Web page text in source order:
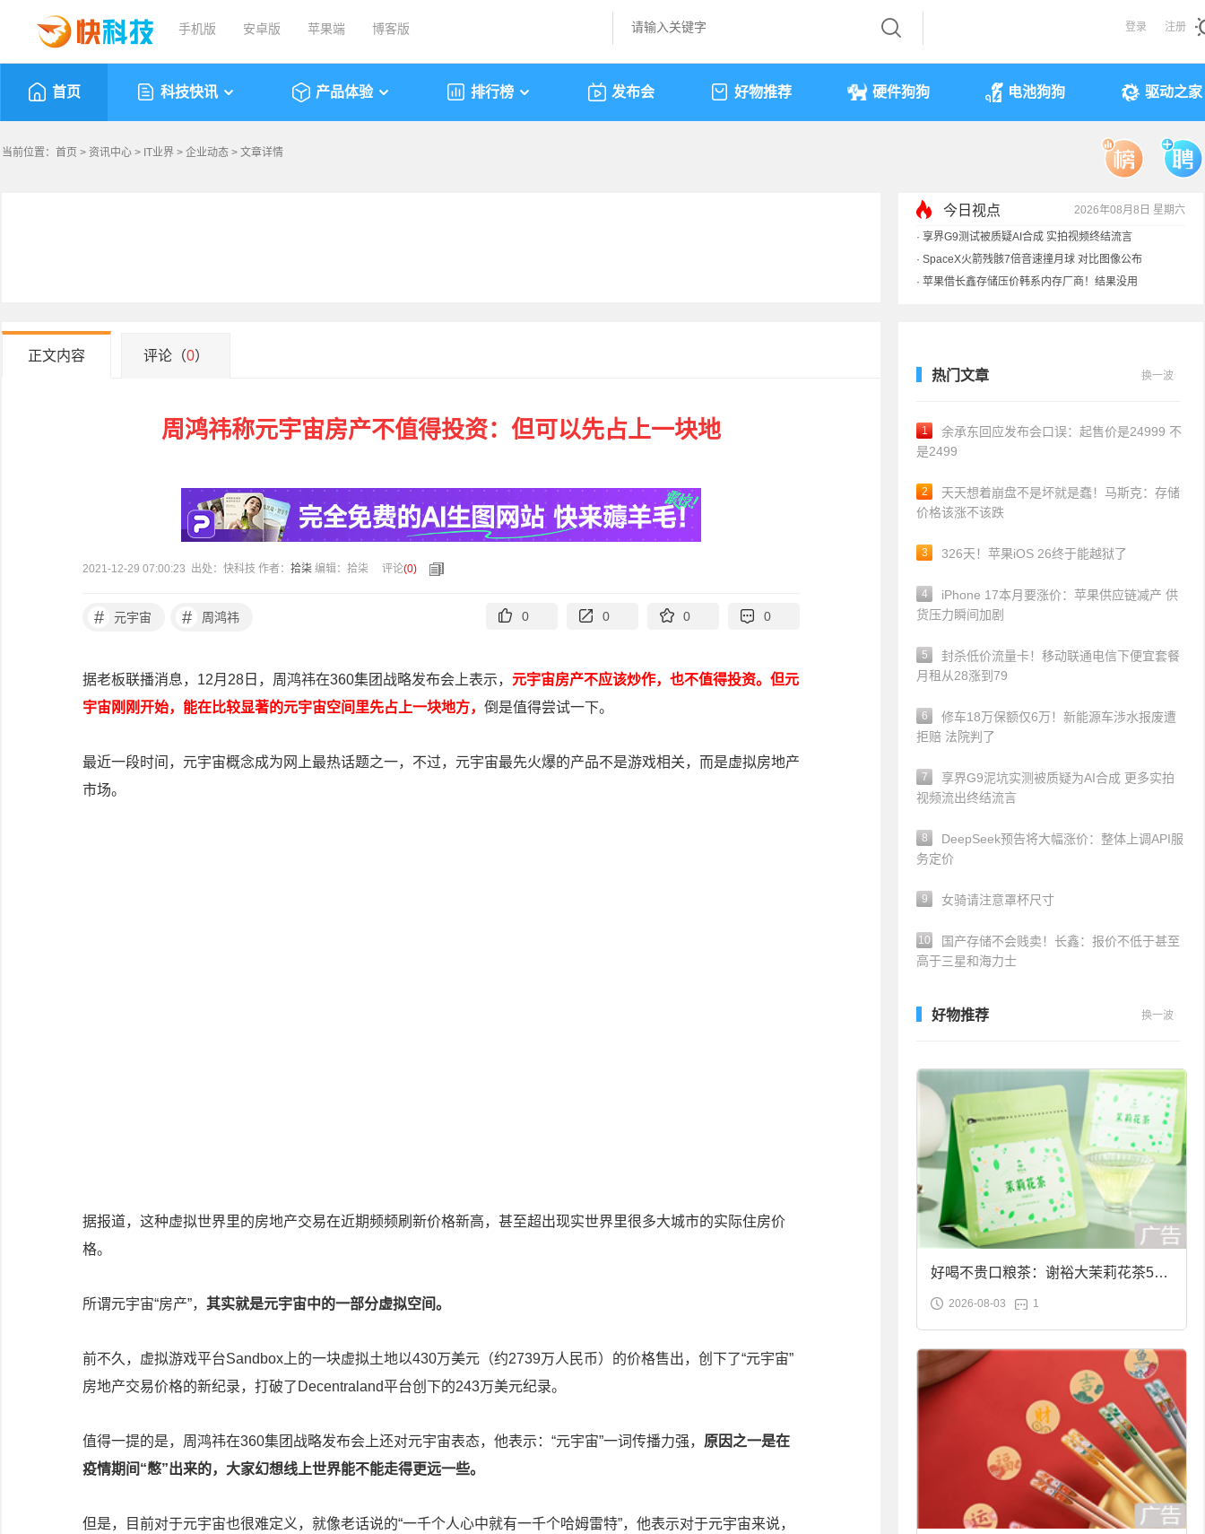
手机版 安卓版 苹果端 博客版 登录 注册
首页 科技快讯 产品体验 排行榜 发布会 好物推荐 硬件狗狗 电池狗狗 驱动之家
当前位置： 首页 > 资讯中心 > IT业界 > 企业动态 > 文章详情
今日视点 2026年08月8日 星期六
享界G9测试被质疑AI合成 实拍视频终结流言
·苹果借长鑫存储压价韩系内存厂商！结果没用
· 歌手汪峰：公司因AI已从1100人优化到400人
· 索尼旗舰电视上市：115寸、149999元
正文内容 评论（0）
周鸿祎称元宇宙房产不值得投资：但可以先占上一块地
2021-12-29 07:00:23 出处：快科技 作者： 拾柒 编辑：拾柒 评论(0)
# 元宇宙 # 周鸿祎 0 0 0 0
据老板联播消息，12月28日，周鸿祎在360集团战略发布会上表示， 元宇宙房产不应该炒作，也不值得投资。但元
宇宙刚刚开始，能在比较显著的元宇宙空间里先占上一块地方， 倒是值得尝试一下。
最近一段时间，元宇宙概念成为网上最热话题之一，不过，元宇宙最先火爆的产品不是游戏相关，而是虚拟房地产
市场。
据报道，这种虚拟世界里的房地产交易在近期频频刷新价格新高，甚至超出现实世界里很多大城市的实际住房价
格。
所谓元宇宙“房产”， 其实就是元宇宙中的一部分虚拟空间。
前不久，虚拟游戏平台Sandbox上的一块虚拟土地以430万美元（约2739万人民币）的价格售出，创下了“元宇宙”
房地产交易价格的新纪录，打破了Decentraland平台创下的243万美元纪录。
值得一提的是，周鸿祎在360集团战略发布会上还对元宇宙表态，他表示：“元宇宙”一词传播力强， 原因之一是在
疫情期间“憋”出来的，大家幻想线上世界能不能走得更远一些。
但是，目前对于元宇宙也很难定义，就像老话说的“一千个人心中就有一千个哈姆雷特”，他表示对于元宇宙来说，
热门文章 换一波
1
余承东回应发布会口误：起售价是24999 不
是2499
2
天天想着崩盘不是坏就是蠢！马斯克：存储
价格该涨不该跌
3 326天！苹果iOS 26终于能越狱了
4
iPhone 17本月要涨价：苹果供应链减产 供
货压力瞬间加剧
5
封杀低价流量卡！移动联通电信下便宜套餐
月租从28涨到79
6
修车18万保额仅6万！新能源车涉水报废遭
拒赔 法院判了
7
享界G9泥坑实测被质疑为AI合成 更多实拍
视频流出终结流言
8
DeepSeek预告将大幅涨价：整体上调API服
务定价
9 女骑请注意罩杯尺寸
10
国产存储不会贱卖！长鑫：报价不低于甚至
高于三星和海力士
好物推荐 换一波
好喝不贵口粮茶：谢裕大茉莉花茶50g
袋装9.9元到手
2026-08-03 1